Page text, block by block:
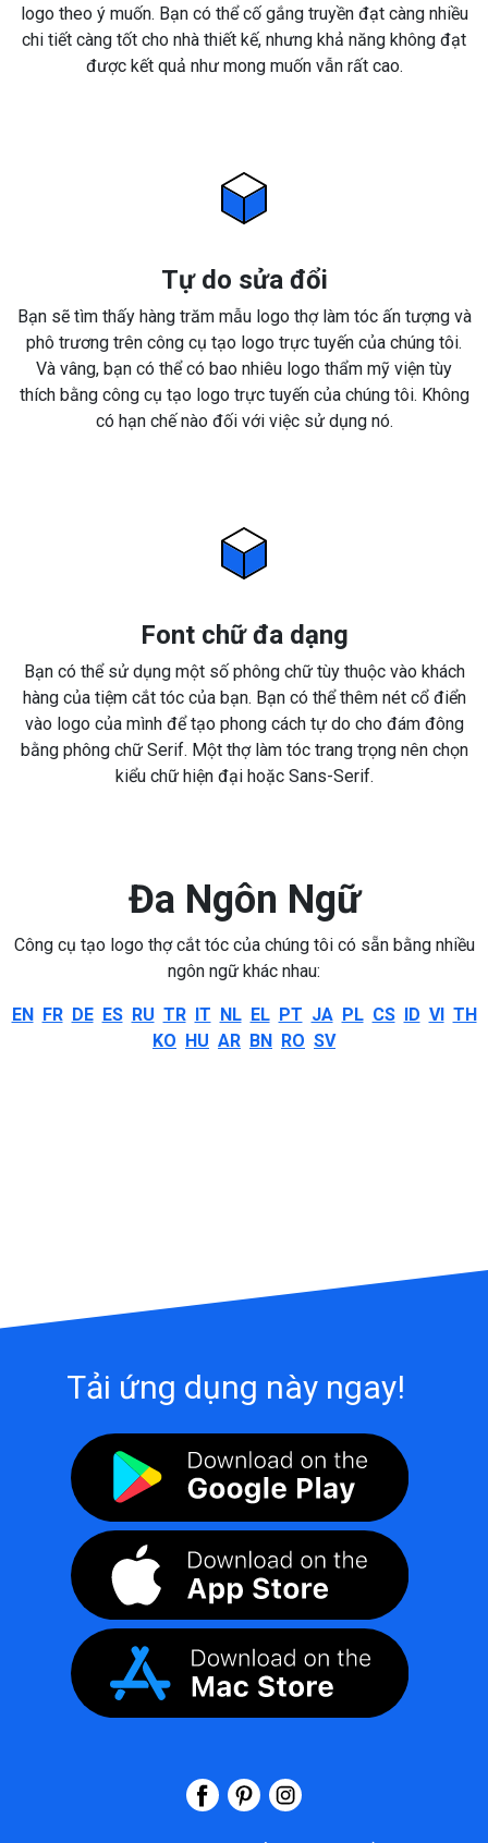
logo theo ý muốn. Bạn có thể cố gắng truyền đạt càng nhiều
chi tiết càng tốt cho nhà thiết kế, nhưng khả năng không đạt
được kết quả như mong muốn vẫn rất cao.
Tự do sửa đổi
Bạn sẽ tìm thấy hàng trăm mẫu logo thợ làm tóc ấn tượng và
phô trương trên công cụ tạo logo trực tuyến của chúng tôi.
Và vâng, bạn có thể có bao nhiêu logo thẩm mỹ viện tùy
thích bằng công cụ tạo logo trực tuyến của chúng tôi. Không
có hạn chế nào đối với việc sử dụng nó.
Font chữ đa dạng
Bạn có thể sử dụng một số phông chữ tùy thuộc vào khách
hàng của tiệm cắt tóc của bạn. Bạn có thể thêm nét cổ điển
vào logo của mình để tạo phong cách tự do cho đám đông
bằng phông chữ Serif. Một thợ làm tóc trang trọng nên chọn
kiểu chữ hiện đại hoặc Sans-Serif.
Đa Ngôn Ngữ
Công cụ tạo logo thợ cắt tóc của chúng tôi có sẵn bằng nhiều
ngôn ngữ khác nhau:
EN FR DE ES RU TR IT NL EL PT JA PL CS ID VI TH
KO HU AR BN RO SV
Tải ứng dụng này ngay!